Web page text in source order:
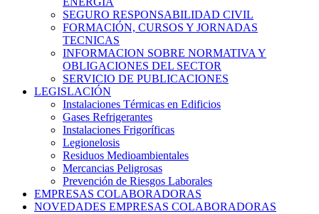
SEGURO RESPONSABILIDAD CIVIL
FORMACIÓN, CURSOS Y JORNADAS
TECNICAS
INFORMACION SOBRE NORMATIVA Y
OBLIGACIONES DEL SECTOR
SERVICIO DE PUBLICACIONES
LEGISLACIÓN
Instalaciones Térmicas en Edificios
Gases Refrigerantes
Instalaciones Frigoríficas
Legionelosis
Residuos Medioambientales
Mercancias Peligrosas
Prevención de Riesgos Laborales
EMPRESAS COLABORADORAS
NOVEDADES EMPRESAS COLABORADORAS